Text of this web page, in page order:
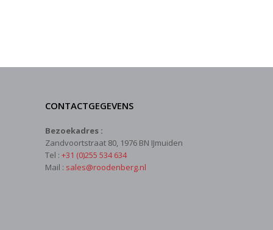
CONTACTGEGEVENS
Bezoekadres :
Zandvoortstraat 80, 1976 BN IJmuiden
Tel : +31 (0)255 534 634
Mail : sales@roodenberg.nl